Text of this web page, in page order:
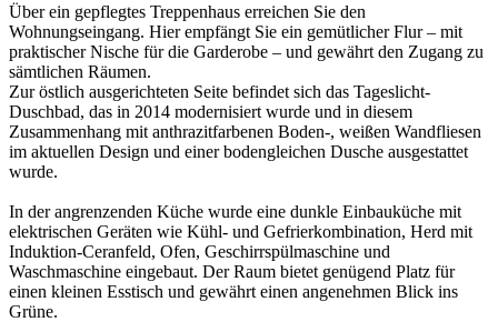
Über ein gepflegtes Treppenhaus erreichen Sie den
Wohnungseingang. Hier empfängt Sie ein gemütlicher Flur – mit
praktischer Nische für die Garderobe – und gewährt den Zugang zu
sämtlichen Räumen.
Zur östlich ausgerichteten Seite befindet sich das Tageslicht-
Duschbad, das in 2014 modernisiert wurde und in diesem
Zusammenhang mit anthrazitfarbenen Boden-, weißen Wandfliesen
im aktuellen Design und einer bodengleichen Dusche ausgestattet
wurde.
In der angrenzenden Küche wurde eine dunkle Einbauküche mit
elektrischen Geräten wie Kühl- und Gefrierkombination, Herd mit
Induktion-Ceranfeld, Ofen, Geschirrspülmaschine und
Waschmaschine eingebaut. Der Raum bietet genügend Platz für
einen kleinen Esstisch und gewährt einen angenehmen Blick ins
Grüne.